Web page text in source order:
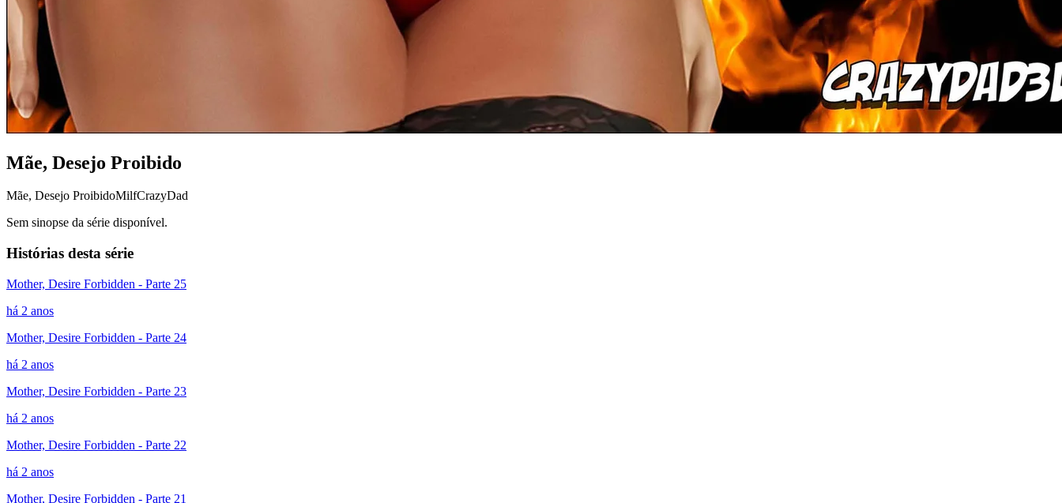
Mãe, Desejo Proibido
Mãe, Desejo ProibidoMilfCrazyDad
Sem sinopse da série disponível.
Histórias desta série
Mother, Desire Forbidden - Parte 25
há 2 anos
Mother, Desire Forbidden - Parte 24
há 2 anos
Mother, Desire Forbidden - Parte 23
há 2 anos
Mother, Desire Forbidden - Parte 22
há 2 anos
Mother, Desire Forbidden - Parte 21